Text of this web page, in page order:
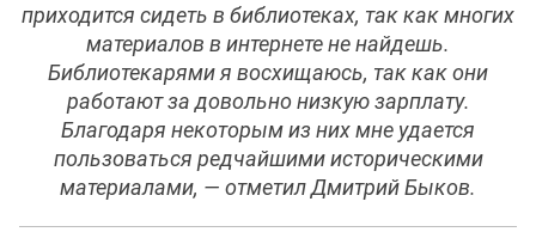
приходится сидеть в библиотеках, так как многих
материалов в интернете не найдешь.
Библиотекарями я восхищаюсь, так как они
работают за довольно низкую зарплату.
Благодаря некоторым из них мне удается
пользоваться редчайшими историческими
материалами, — отметил Дмитрий Быков.